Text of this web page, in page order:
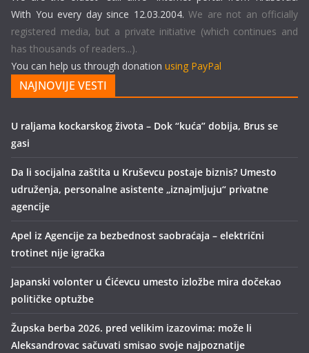
With You every day since 12.03.2004. We are not an officially
registered media, but a private initiative (which continues and
has thousands of readers...).
You can help us through donation using PayPal
NAJNOVIJE VESTI
U raljama kockarskog života – Dok “kuća” dobija, Brus se
gasi
Da li socijalna zaštita u Kruševcu postaje biznis? Umesto
udruženja, personalne asistente „iznajmljuju“ privatne
agencije
Apel iz Agencije za bezbednost saobraćaja – električni
trotinet nije igračka
Japanski volonter u Ćićevcu umesto izložbe mira dočekao
političke optužbe
Župska berba 2026. pred velikim izazovima: može li
Aleksandrovac sačuvati smisao svoje najpoznatije